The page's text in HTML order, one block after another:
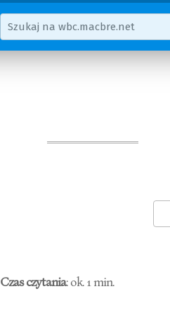
Czas czytania: ok. 1 min.